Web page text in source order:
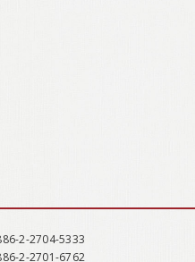
2-2704-5333
2-2701-6762